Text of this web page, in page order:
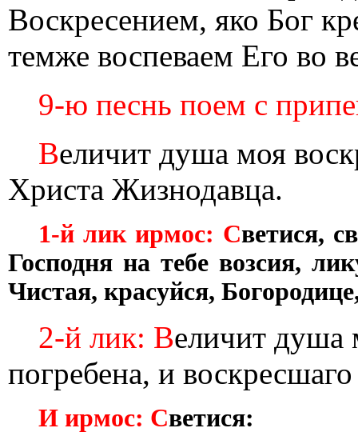
Воскресением, яко Бог
темже воспеваем Его во
9-ю песнь поем с
Величит душа моя
Христа Жизнодавца.
1-й лик ирмос: Светися,
Господня на тебе возсия,
Чистая, красуйся,
2-й лик: Величит душа
погребена, и
И ирмос: Светися: